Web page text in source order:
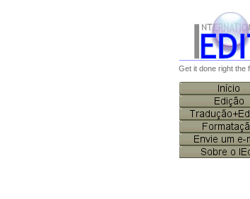
Get it done right the